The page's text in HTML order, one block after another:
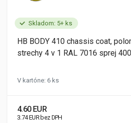
Skladom: 5+ ks
HB BODY 410 chassis coat,
strechy 4 v 1 RAL 7016 sprej
V kartóne: 6 ks
4.60 EUR
3.74 EUR bez DPH